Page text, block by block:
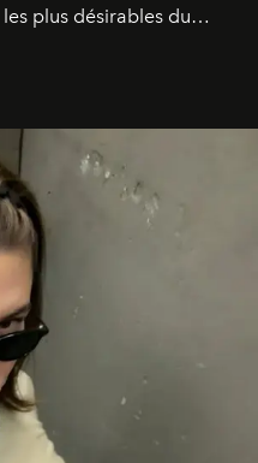
plus désirables du